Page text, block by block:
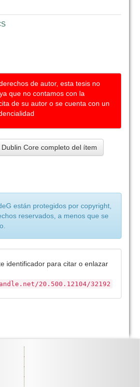
de autor, esta tesis no
que no contamos con la
de su autor o se cuenta con un
Core completo del ítem
están protegidos por copyright,
reservados, a menos que se
identificador para citar o enlazar
20.500.12104/32192